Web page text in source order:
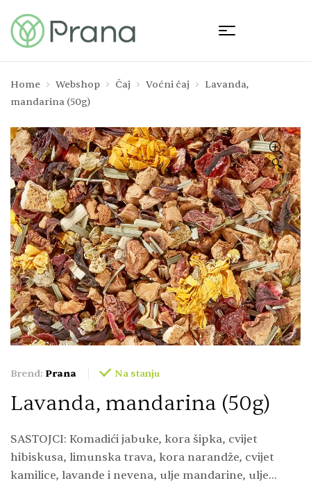
Home Webshop Čaj Voćni čaj
Lavanda,
mandarina (50g)
🔍
Brend: Prana Na stanju
Lavanda, mandarina (50g)
SASTOJCI: Komadići jabuke, kora šipka, cvijet
hibiskusa, limunska trava, kora narandže, cvijet
kamilice, lavande i nevena, ulje mandarine, ulje